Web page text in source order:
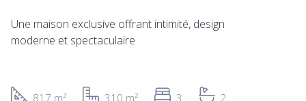
Une maison exclusive offrant intimité, design
moderne et spectaculaire
817 m² 310 m² 3 2